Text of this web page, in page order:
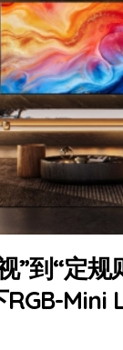
”到“定规
Mini